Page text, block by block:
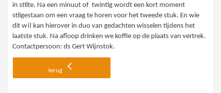
in stilte. Na een minuut of twintig wordt een kort moment
stilgestaan om een vraag te horen voor het tweede stuk. En wie
ditwil kan hierover in duo van gedachten wisselen tijdens het
laatste stuk. Na afloop drinken we koffie op de plaats van vertrek.
Contactpersoon: ds Gert Wijnstok.
terug